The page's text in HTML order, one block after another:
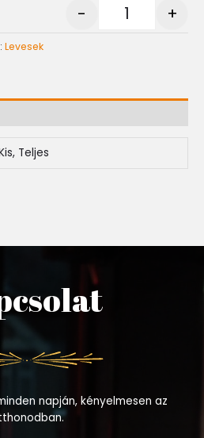
- +
Levesek
Teljes
napján, kényelmesen az